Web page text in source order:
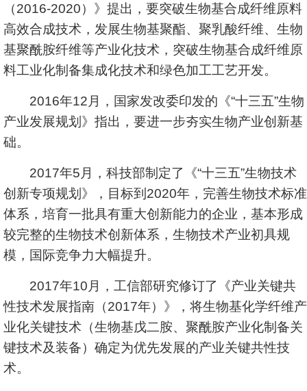
（2016-2020）》提出，要突破生物基合成纤维原料
高效合成技术，发展生物基聚酯、聚乳酸纤维、生物
基聚酰胺纤维等产业化技术，突破生物基合成纤维原
料工业化制备集成化技术和绿色加工工艺开发。
2016年12月，国家发改委印发的《“十三五”生物
产业发展规划》指出，要进一步夯实生物产业创新基
础。
2017年5月，科技部制定了《“十三五”生物技术
创新专项规划》，目标到2020年，完善生物技术标准
体系，培育一批具有重大创新能力的企业，基本形成
较完整的生物技术创新体系，生物技术产业初具规
模，国际竞争力大幅提升。
2017年10月，工信部研究修订了《产业关键共
性技术发展指南（2017年）》，将生物基化学纤维产
业化关键技术（生物基戊二胺、聚酰胺产业化制备关
键技术及装备）确定为优先发展的产业关键共性技
术。